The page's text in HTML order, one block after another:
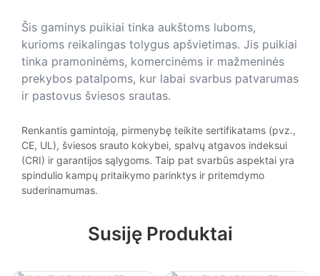
Šis gaminys puikiai tinka aukštoms luboms,
kurioms reikalingas tolygus apšvietimas. Jis puikiai
tinka pramoninėms, komercinėms ir mažmeninės
prekybos patalpoms, kur labai svarbus patvarumas
ir pastovus šviesos srautas.
Renkantis gamintoją, pirmenybę teikite sertifikatams (pvz.,
CE, UL), šviesos srauto kokybei, spalvų atgavos indeksui
(CRI) ir garantijos sąlygoms. Taip pat svarbūs aspektai yra
spindulio kampų pritaikymo parinktys ir pritemdymo
suderinamumas.
Susiję Produktai